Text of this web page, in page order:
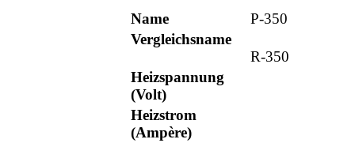
Name
Р-350
Vergleichsname
R-350
Heizspannung
(Volt)
Heizstrom
(Ampère)